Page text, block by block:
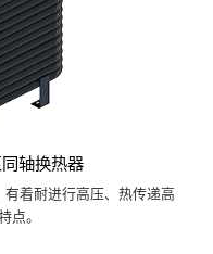
轴换热器
着耐进行高压、热传递高
点。